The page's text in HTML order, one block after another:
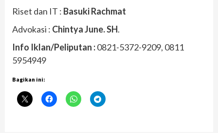
Riset dan IT : Basuki Rachmat
Advokasi : Chintya June. SH.
Info Iklan/Peliputan :0821-5372-9209, 0811
5954949
Bagikan ini: